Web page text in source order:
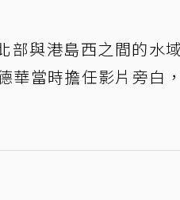
部與港島西之間的水
華當時擔任影片旁白